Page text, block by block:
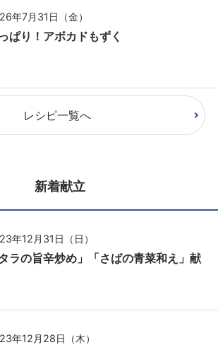
年7月31日（金）
ぱり！アボカドもずく
レシピ一覧へ
新着献立
年12月31日（日）
タラの旨辛炒め」「さばの青菜和え」献
年12月28日（木）